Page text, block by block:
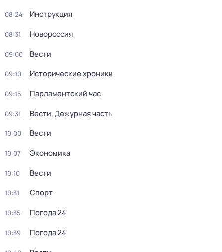
08:24 Инструкция
08:31 Новороссия
09:00 Вести
09:10 Исторические хроники
09:15 Парламентский час
09:31 Вести. Дежурная часть
10:00 Вести
10:07 Экономика
10:10 Вести
10:31 Спорт
10:35 Погода 24
10:39 Погода 24